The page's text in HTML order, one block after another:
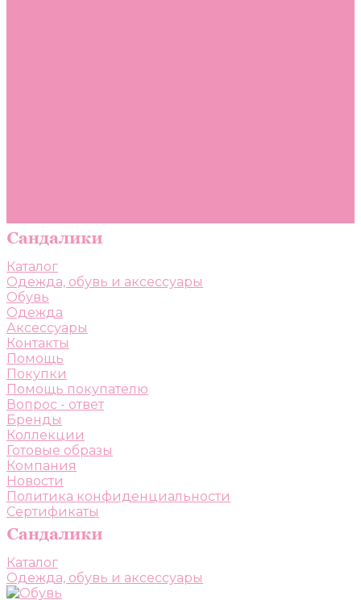
Каталог
Одежда, обувь и аксессуары
Обувь
Одежда
Аксессуары
Контакты
Помощь
Покупки
Помощь покупателю
Вопрос - ответ
Бренды
Коллекции
Готовые образы
Компания
Новости
Политика конфиденциальности
Сертификаты
Каталог
Одежда, обувь и аксессуары